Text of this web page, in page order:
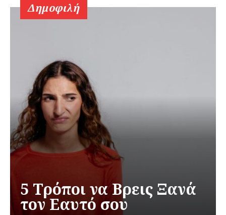
Δημοφιλή
5 Τρόποι να Βρεις Ξανά
τον Εαυτό σου